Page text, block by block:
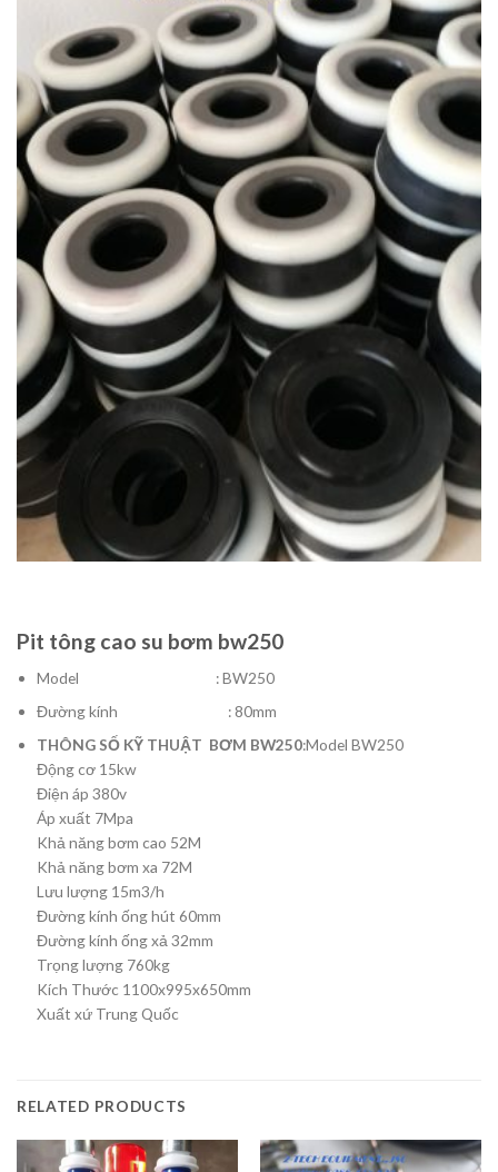
Pit tông cao su bơm bw250
Model : BW250
Đường kính : 80mm
THÔNG SỐ KỸ THUẬT BƠM BW250:Model BW250
Động cơ 15kw
Điện áp 380v
Áp xuất 7Mpa
Khả năng bơm cao 52M
Khả năng bơm xa 72M
Lưu lượng 15m3/h
Đường kính ống hút 60mm
Đường kính ống xả 32mm
Trọng lượng 760kg
Kích Thước 1100x995x650mm
Xuất xứ Trung Quốc
RELATED PRODUCTS